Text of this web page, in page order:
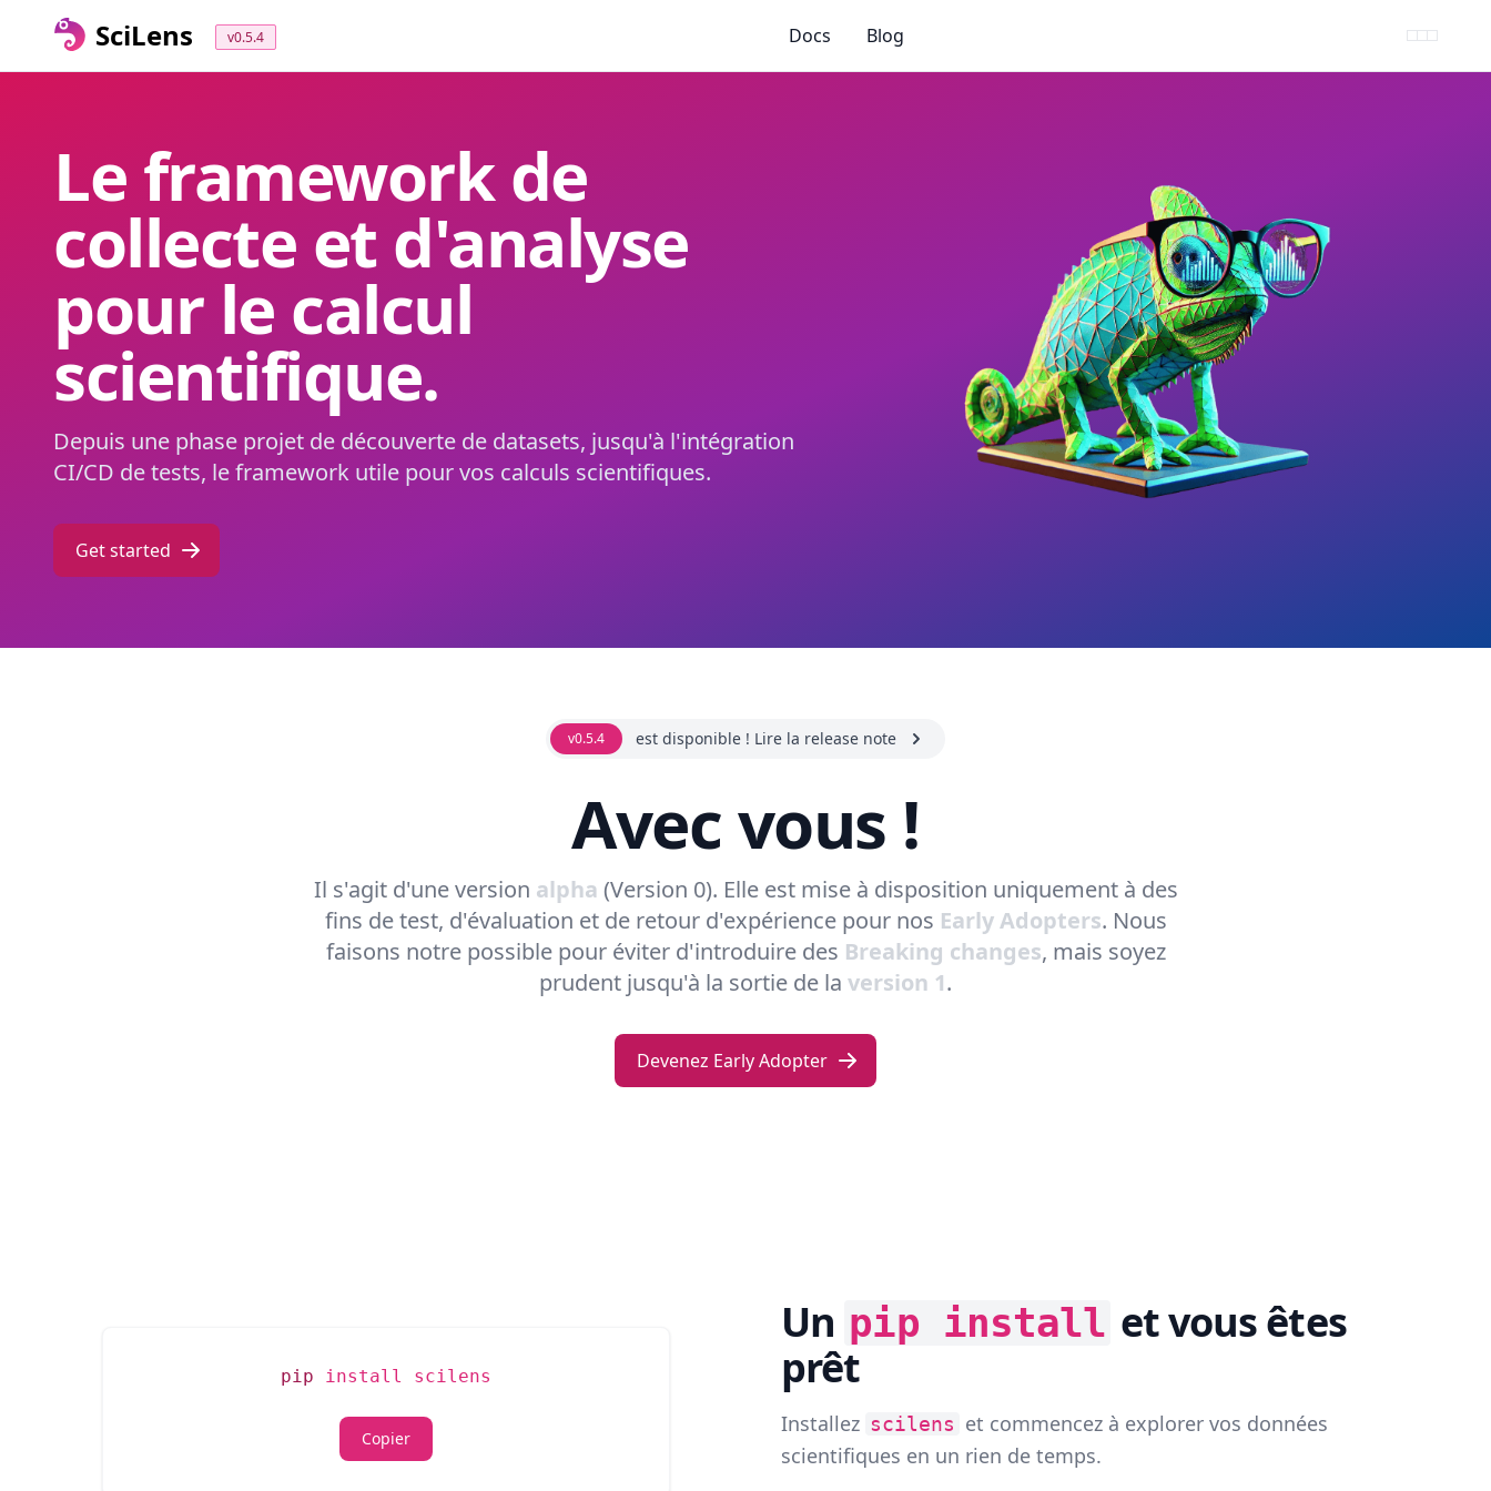
SciLens v0.5.4 Docs Blog
Le framework de
collecte et d'analyse
pour le calcul
scientifique.
Depuis une phase projet de découverte de datasets, jusqu'à l'intégration
CI/CD de tests, le framework utile pour vos calculs scientifiques.
Get started
v0.5.4 est disponible ! Lire la release note
Avec vous !
Il s'agit d'une version alpha (Version 0). Elle est mise à disposition uniquement à des
fins de test, d'évaluation et de retour d'expérience pour nos Early Adopters. Nous
faisons notre possible pour éviter d'introduire des Breaking changes, mais soyez
prudent jusqu'à la sortie de la version 1.
Devenez Early Adopter
pip install scilens
Copier
Un pip install et vous êtes
prêt
Installez scilens et commencez à explorer vos données
scientifiques en un rien de temps.